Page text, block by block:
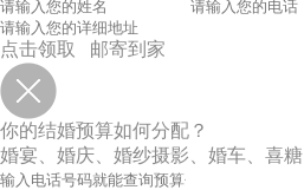
点击领取 邮寄到家
你的结婚预算如何分配？
婚宴、婚庆、婚纱摄影、婚车、喜糖